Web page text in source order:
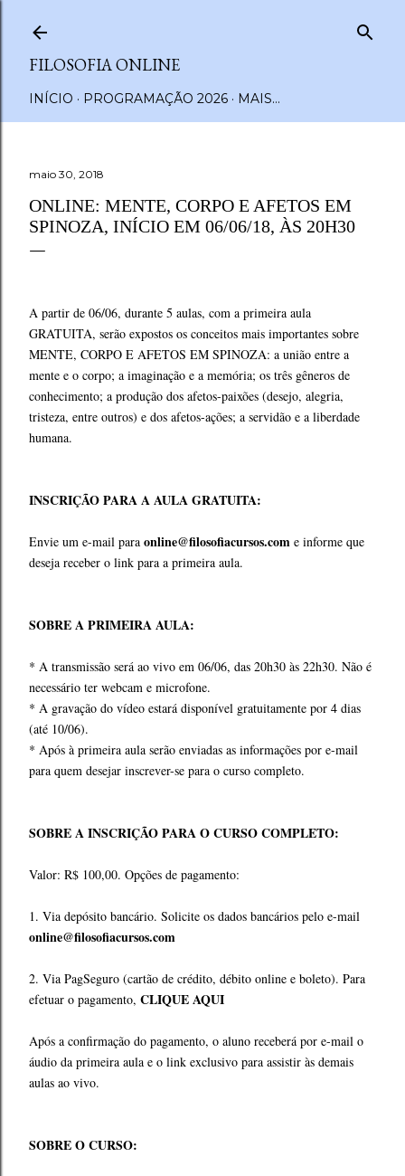
FILOSOFIA ONLINE
INÍCIO PROGRAMAÇÃO 2026 MAIS…
maio 30, 2018
ONLINE: MENTE, CORPO E AFETOS EM
SPINOZA, INÍCIO EM 06/06/18, ÀS 20H30
A partir de 06/06, durante 5 aulas, com a primeira aula
GRATUITA, serão expostos os conceitos mais importantes sobre
MENTE, CORPO E AFETOS EM SPINOZA: a união entre a
mente e o corpo; a imaginação e a memória; os três gêneros de
conhecimento; a produção dos afetos-paixões (desejo, alegria,
tristeza, entre outros) e dos afetos-ações; a servidão e a liberdade
humana.
INSCRIÇÃO PARA A AULA GRATUITA:
Envie um e-mail para online@filosofiacursos.com e informe que
deseja receber o link para a primeira aula.
SOBRE A PRIMEIRA AULA:
* A transmissão será ao vivo em 06/06, das 20h30 às 22h30. Não é
necessário ter webcam e microfone.
* A gravação do vídeo estará disponível gratuitamente por 4 dias
(até 10/06).
* Após à primeira aula serão enviadas as informações por e-mail
para quem desejar inscrever-se para o curso completo.
SOBRE A INSCRIÇÃO PARA O CURSO COMPLETO:
Valor: R$ 100,00. Opções de pagamento:
1. Via depósito bancário. Solicite os dados bancários pelo e-mail
online@filosofiacursos.com
2. Via PagSeguro (cartão de crédito, débito online e boleto). Para
efetuar o pagamento, CLIQUE AQUI
Após a confirmação do pagamento, o aluno receberá por e-mail o
áudio da primeira aula e o link exclusivo para assistir às demais
aulas ao vivo.
SOBRE O CURSO: